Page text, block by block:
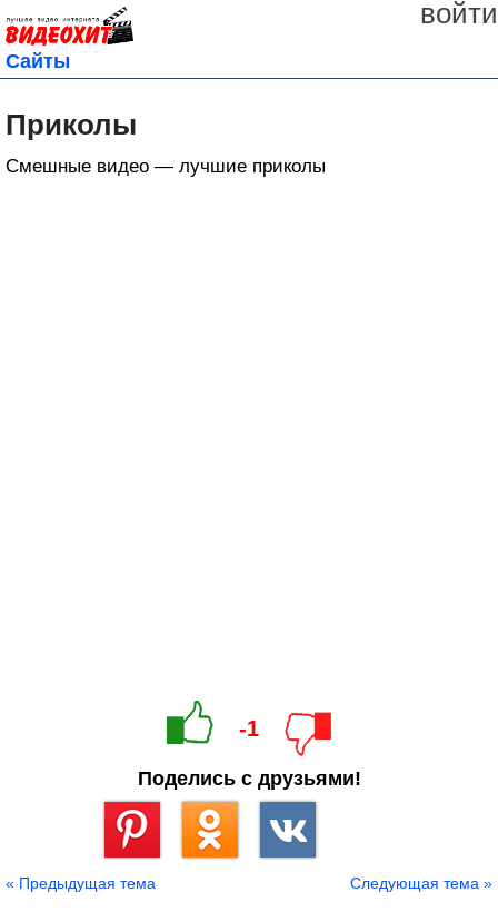
войти
Сайты
Приколы
Смешные видео — лучшие приколы
-1
Поделись с друзьями!
« Предыдущая тема Следующая тема »